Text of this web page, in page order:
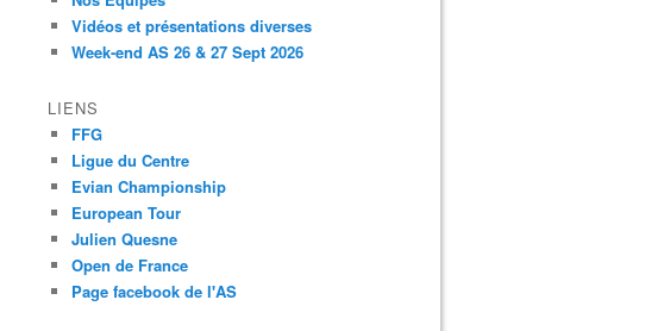
Vidéos et présentations diverses
Week-end AS 26 & 27 Sept 2026
LIENS
FFG
Ligue du Centre
Evian Championship
European Tour
Julien Quesne
Open de France
Page facebook de l'AS